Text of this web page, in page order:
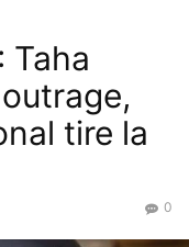
Taha
tire la
0